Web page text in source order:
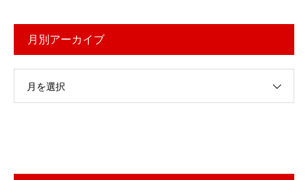
月別アーカイブ
月を選択